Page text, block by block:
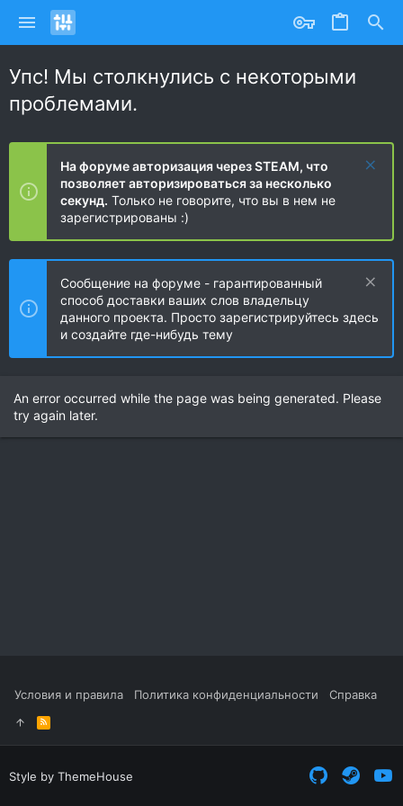
Упс! Мы столкнулись с некоторыми
проблемами.
На форуме авторизация через STEAM, что
позволяет авторизироваться за несколько
секунд. Только не говорите, что вы в нем не
зарегистрированы :)
Сообщение на форуме - гарантированный
способ доставки ваших слов владельцу
данного проекта. Просто зарегистрируйтесь здесь
и создайте где-нибудь тему
An error occurred while the page was being generated. Please
try again later.
Условия и правила Политика конфиденциальности Справка
R
S
S
Style by ThemeHouse